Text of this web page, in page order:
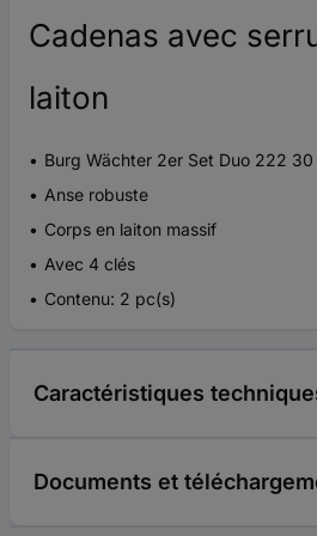
Cadenas avec
laiton
Burg Wächter 2er Set Duo 222 30
Anse robuste
Corps en laiton massif
Avec 4 clés
Contenu: 2 pc(s)
Caractéristiques
Documents et